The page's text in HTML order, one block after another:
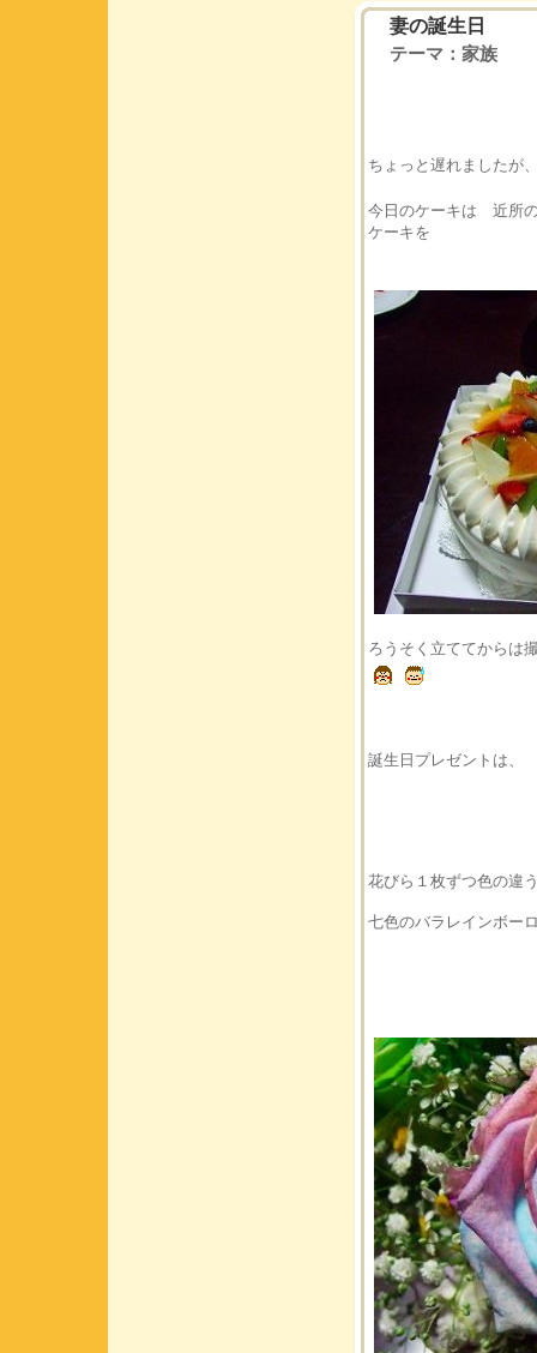
妻の誕生日
テーマ： 家族
ちょっと遅れましたが
今日のケーキは 近所
ケーキを
ろうそく立ててからは
誕生日プレゼントは、
花びら１枚ずつ色の違
七色のバラレインボー